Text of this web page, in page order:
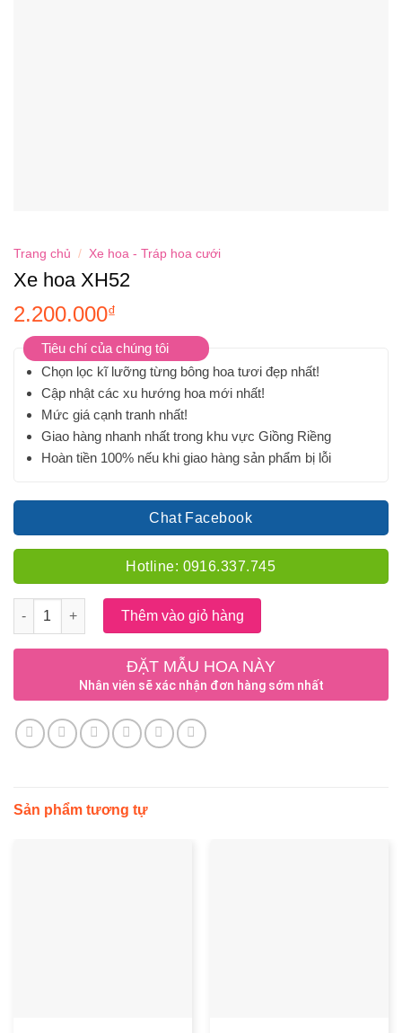
Trang chủ / Xe hoa - Tráp hoa cưới
Xe hoa XH52
2.200.000₫
Tiêu chí của chúng tôi
Chọn lọc kĩ lưỡng từng bông hoa tươi đẹp nhất!
Cập nhật các xu hướng hoa mới nhất!
Mức giá cạnh tranh nhất!
Giao hàng nhanh nhất trong khu vực Giồng Riềng
Hoàn tiền 100% nếu khi giao hàng sản phẩm bị lỗi
Chat Facebook
Hotline: 0916.337.745
Số lượng Thêm vào giỏ hàng
ĐẶT MẪU HOA NÀY
Nhân viên sẽ xác nhận đơn hàng sớm nhất
Sản phẩm tương tự